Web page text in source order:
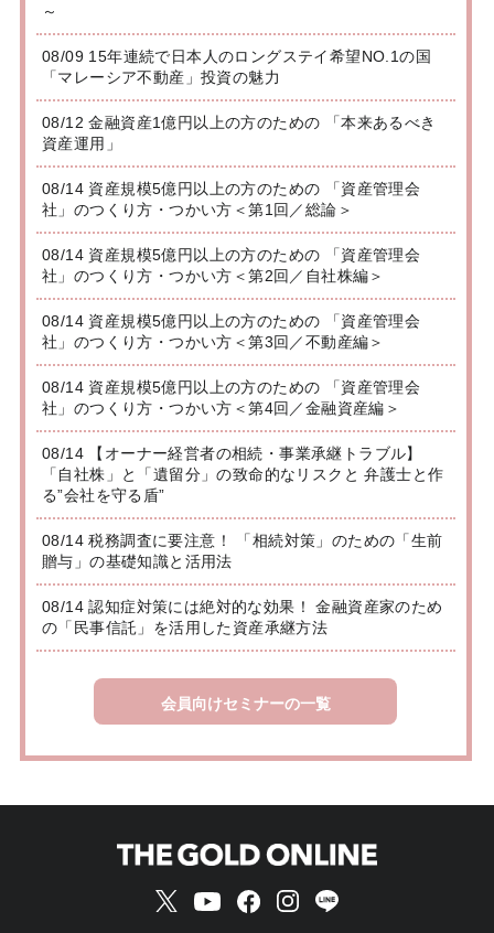
～
08/09 15年連続で日本人のロングステイ希望NO.1の国
「マレーシア不動産」投資の魅力
08/12 金融資産1億円以上の方のための 「本来あるべき
資産運用」
08/14 資産規模5億円以上の方のための 「資産管理会
社」のつくり方・つかい方＜第1回／総論＞
08/14 資産規模5億円以上の方のための 「資産管理会
社」のつくり方・つかい方＜第2回／自社株編＞
08/14 資産規模5億円以上の方のための 「資産管理会
社」のつくり方・つかい方＜第3回／不動産編＞
08/14 資産規模5億円以上の方のための 「資産管理会
社」のつくり方・つかい方＜第4回／金融資産編＞
08/14 【オーナー経営者の相続・事業承継トラブル】
「自社株」と「遺留分」の致命的なリスクと 弁護士と作
る”会社を守る盾”
08/14 税務調査に要注意！ 「相続対策」のための「生前
贈与」の基礎知識と活用法
08/14 認知症対策には絶対的な効果！ 金融資産家のため
の「民事信託」を活用した資産承継方法
会員向けセミナーの一覧